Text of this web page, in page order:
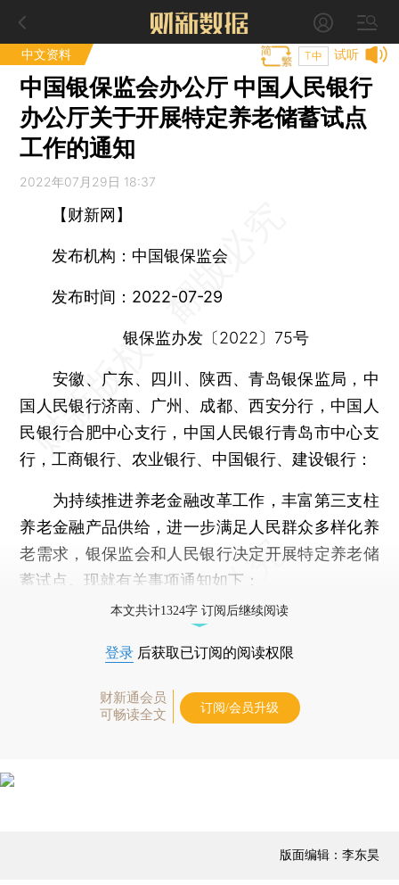
中文资料 试听
T中
中国银保监会办公厅 中国人民银行
办公厅关于开展特定养老储蓄试点
工作的通知
2022年07月29日 18:37
【财新网】
发布机构：中国银保监会
发布时间：2022-07-29
银保监办发〔2022〕75号
安徽、广东、四川、陕西、青岛银保监局，中
国人民银行济南、广州、成都、西安分行，中国人
民银行合肥中心支行，中国人民银行青岛市中心支
行，工商银行、农业银行、中国银行、建设银行：
为持续推进养老金融改革工作，丰富第三支柱
养老金融产品供给，进一步满足人民群众多样化养
老需求，银保监会和人民银行决定开展特定养老储
蓄试点。现就有关事项通知如下：
本文共计1324字 订阅后继续阅读
登录 后获取已订阅的阅读权限
财新通会员
可畅读全文
订阅/会员升级
版面编辑：李东昊